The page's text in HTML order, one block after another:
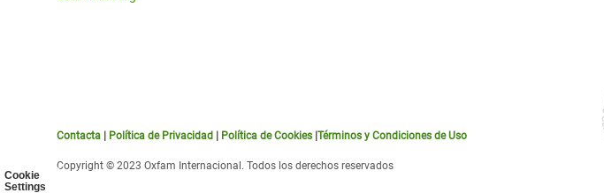
Cookie
Settings
Contacta Política de Privacidad Política de Cookies Términos y Condiciones de Uso
Copyright © 2023 Oxfam Internacional. Todos los derechos reservados